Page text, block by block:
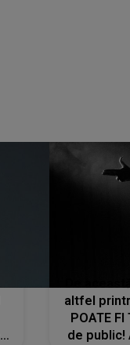
altfel
POATE FI
de public!